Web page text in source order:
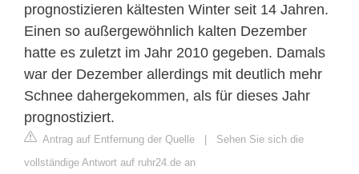
prognostizieren kältesten Winter seit 14 Jahren.
Einen so außergewöhnlich kalten Dezember
hatte es zuletzt im Jahr 2010 gegeben. Damals
war der Dezember allerdings mit deutlich mehr
Schnee dahergekommen, als für dieses Jahr
prognostiziert.
Antrag auf Entfernung der Quelle | Sehen Sie sich die
vollständige Antwort auf ruhr24.de an